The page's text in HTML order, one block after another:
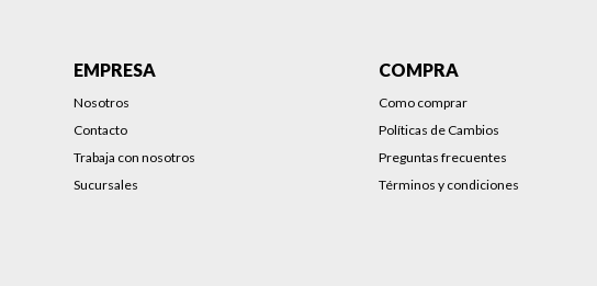
EMPRESA
Nosotros
Contacto
Trabaja con nosotros
Sucursales
COMPRA
Como comprar
Políticas de Cambios
Preguntas frecuentes
Términos y condiciones